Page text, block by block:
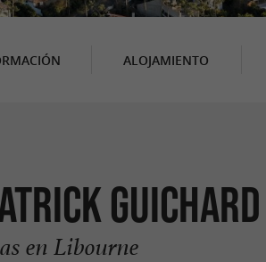
ALOJAMIENTO
GUICHARD
en Libourne